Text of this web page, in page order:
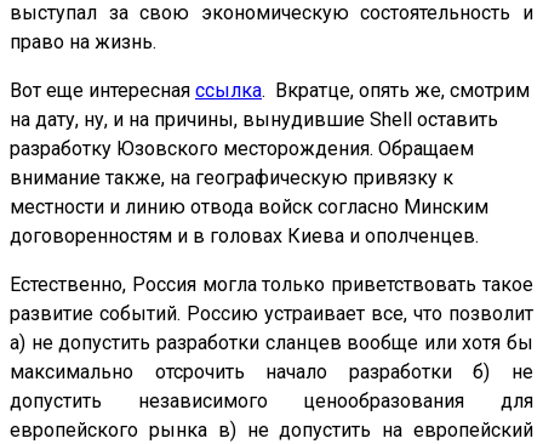
выступал за свою экономическую состоятельность и
право на жизнь.
Вот еще интересная ссылка. Вкратце, опять же, смотрим
на дату, ну, и на причины, вынудившие Shell оставить
разработку Юзовского месторождения. Обращаем
внимание также, на географическую привязку к
местности и линию отвода войск согласно Минским
договоренностям и в головах Киева и ополченцев.
Естественно, Россия могла только приветствовать такое
развитие событий. Россию устраивает все, что позволит
а) не допустить разработки сланцев вообще или хотя бы
максимально отсрочить начало разработки б) не
допустить независимого ценообразования для
европейского рынка в) не допустить на европейский